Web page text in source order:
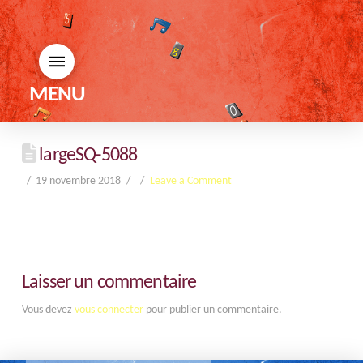
MENU
largeSQ-5088
19 novembre 2018 Leave a Comment
Laisser un commentaire
Vous devez vous connecterpour publier un commentaire.